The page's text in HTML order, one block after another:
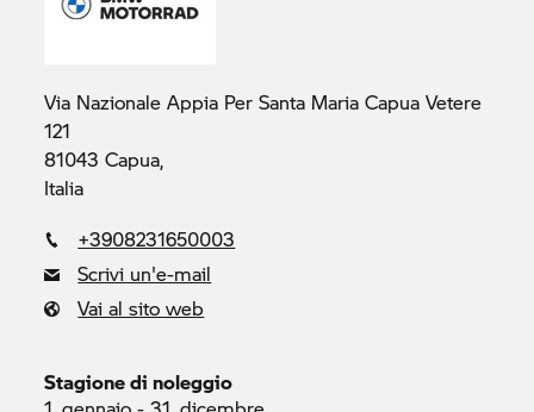
Via Nazionale Appia Per Santa Maria Capua Vetere
121
81043 Capua,
Italia
+3908231650003
Scrivi un'e-mail
Vai al sito web
Stagione di noleggio